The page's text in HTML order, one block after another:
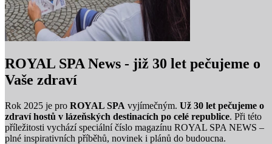
ROYAL SPA News - již 30 let pečujeme o
Vaše zdraví
Rok 2025 je pro ROYAL SPA vyjímečným. Už 30 let pečujeme o
zdraví hostů v lázeňských destinacích po celé republice. Při této
příležitosti vychází speciální číslo magazínu ROYAL SPA NEWS –
plné inspirativních příběhů, novinek i plánů do budoucna.